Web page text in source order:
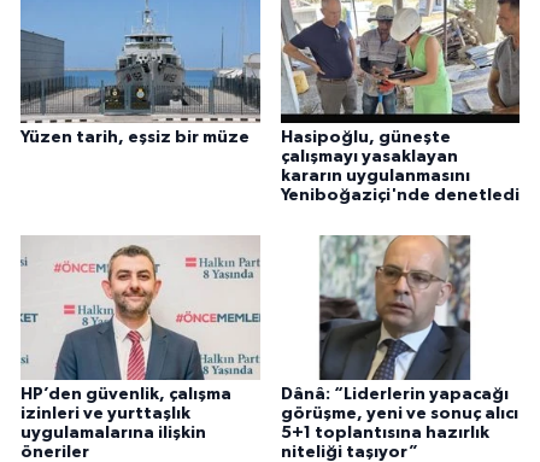
Yüzen tarih, eşsiz bir müze
Hasipoğlu, güneşte
çalışmayı yasaklayan
kararın uygulanmasını
Yeniboğaziçi'nde denetledi
HP’den güvenlik, çalışma
izinleri ve yurttaşlık
uygulamalarına ilişkin
öneriler
Dânâ: “Liderlerin yapacağı
görüşme, yeni ve sonuç alıcı
5+1 toplantısına hazırlık
niteliği taşıyor”